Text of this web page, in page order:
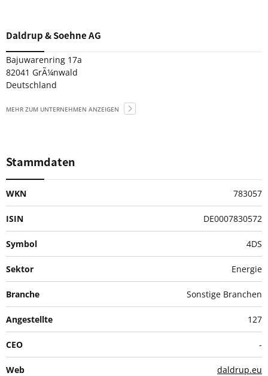
Daldrup & Soehne AG
Bajuwarenring 17a
82041 GrÃ¼nwald
Deutschland
MEHR ZUM UNTERNEHMEN ANZEIGEN
Stammdaten
WKN 783057
ISIN DE0007830572
Symbol 4DS
Sektor Energie
Branche Sonstige Branchen
Angestellte 127
CEO -
Web daldrup.eu